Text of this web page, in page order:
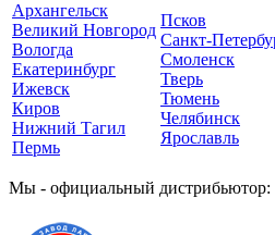
Архангельск
Великий Новгород
Вологда
Екатеринбург
Ижевск
Киров
Нижний Тагил
Пермь
Псков
Санкт-
Смоленск
Тверь
Тюмень
Челябинск
Ярославль
Мы - официальный дистрибьютор: